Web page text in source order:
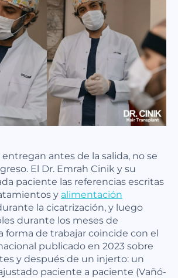
antes de la salida, no se
El Dr. Emrah Cinik y su
paciente las referencias escritas
y alimentación
la cicatrización, y luego
durante los meses de
forma de trabajar coincide con el
publicado en 2023 sobre
y después de un injerto: un
paciente a paciente (Vañó-